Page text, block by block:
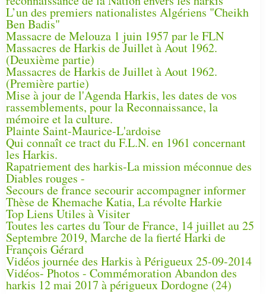
L’un des premiers nationalistes Algériens "Cheikh
Ben Badis"
Massacre de Melouza 1 juin 1957 par le FLN
Massacres de Harkis de Juillet à Aout 1962.
(Deuxième partie)
Massacres de Harkis de Juillet à Aout 1962.
(Première partie)
Mise à jour de l'Agenda Harkis, les dates de vos
rassemblements, pour la Reconnaissance, la
mémoire et la culture.
Plainte Saint-Maurice-L'ardoise
Qui connaît ce tract du F.L.N. en 1961 concernant
les Harkis.
Rapatriement des harkis-La mission méconnue des
Diables rouges -
Secours de france secourir accompagner informer
Thèse de Khemache Katia, La révolte Harkie
Top Liens Utiles à Visiter
Toutes les cartes du Tour de France, 14 juillet au 25
Septembre 2019, Marche de la fierté Harki de
François Gérard
Vidéos journée des Harkis à Périgueux 25-09-2014
Vidéos- Photos - Commémoration Abandon des
harkis 12 mai 2017 à périgueux Dordogne (24)